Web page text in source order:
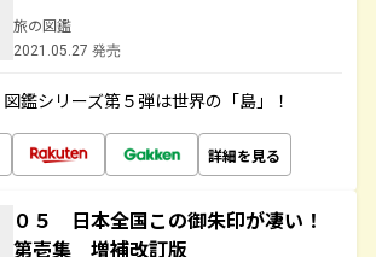
旅の図鑑
2021.05.27 発売
図鑑シリーズ第５弾は世界の「島」！
詳細を見る
０５ 日本全国この御朱印が凄い！
第壱集 増補改訂版